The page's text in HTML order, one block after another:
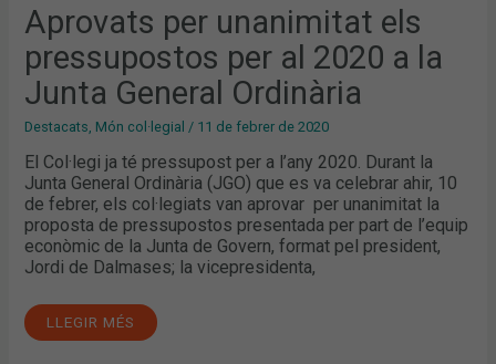
Aprovats per unanimitat els
pressupostos per al 2020 a la
Junta General Ordinària
Destacats, Món col·legial / 11 de febrer de 2020
El Col·legi ja té pressupost per a l’any 2020. Durant la
Junta General Ordinària (JGO) que es va celebrar ahir, 10
de febrer, els col·legiats van aprovar per unanimitat la
proposta de pressupostos presentada per part de l’equip
econòmic de la Junta de Govern, format pel president,
Jordi de Dalmases; la vicepresidenta,
LA
JUNTA
GENERAL
ORDINÀRIA
LLEGIR MÉS